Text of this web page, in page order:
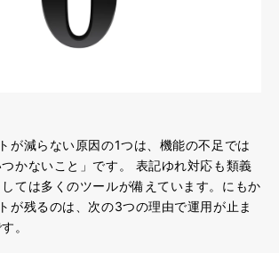
が減らない原因の1つは、機能の不足では
かないこと」です。
表記ゆれ対応も類義
ては多くのツールが備えています。にもか
が残るのは、次の3つの理由で運用が止ま
。